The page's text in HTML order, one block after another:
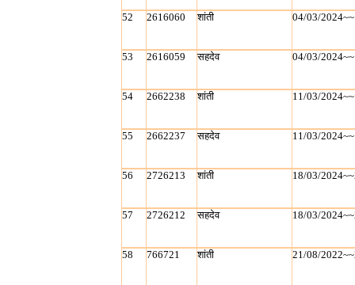
52 2616060 शांती 04/03/
53 2616059 सहदेव 04/03/
54 2662238 शांती 11/03/
55 2662237 सहदेव 11/03/
56 2726213 शांती 18/03/
57 2726212 सहदेव 18/03/
58 766721 शांती 21/08/